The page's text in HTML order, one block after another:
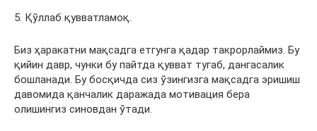
5. Қўллаб қувватламоқ.
Биз ҳаракатни мақсадга етгунга қадар такрорлаймиз. Бу
қийин давр, чунки бу пайтда қувват тугаб, дангасалик
бошланади. Бу босқичда сиз ўзингизга мақсадга эришиш
давомида қанчалик даражада мотивация бера
олишингиз синовдан ўтади.